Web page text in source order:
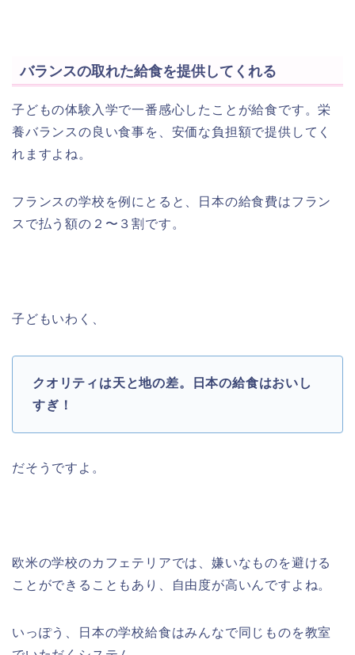
バランスの取れた給食を提供してくれる
子どもの体験入学で一番感心したことが給食です。栄
養バランスの良い食事を、安価な負担額で提供してく
れますよね。
フランスの学校を例にとると、日本の給食費はフラン
スで払う額の２〜３割です。
子どもいわく、
クオリティは天と地の差。日本の給食はおいし
すぎ！
だそうですよ。
欧米の学校のカフェテリアでは、嫌いなものを避ける
ことができることもあり、自由度が高いんですよね。
いっぽう、日本の学校給食はみんなで同じものを教室